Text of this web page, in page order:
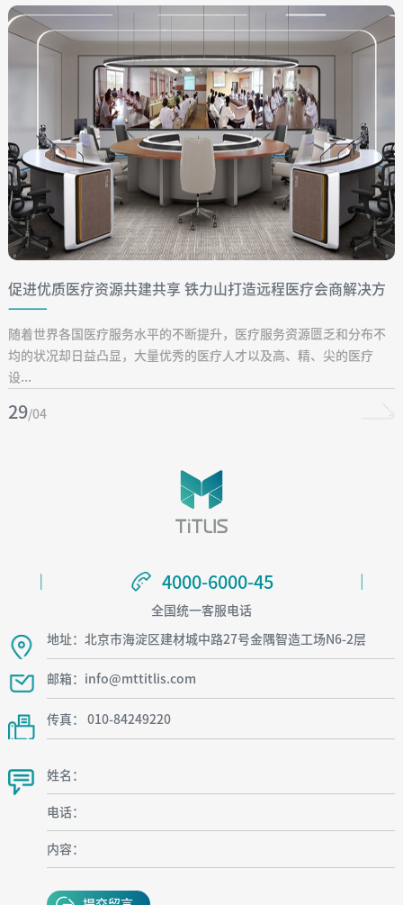
促进优质医疗资源共建共享 铁力山打造远程医疗会商解决方
案
随着世界各国医疗服务水平的不断提升，医疗服务资源匮乏和分布不
均的状况却日益凸显，大量优秀的医疗人才以及高、精、尖的医疗
设...
29/04
4000-6000-45
4000-6000-45
全国统一客服电话
地址：北京市海淀区建材城中路27号金隅智造工场N6-2层
邮箱：info@mttitlis.com
传真： 010-84249220
姓名：
电话：
内容：